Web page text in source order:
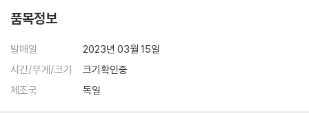
품목정보
발매일
2023년 03월 15일
시간/무게/크기
크기확인중
제조국
독일